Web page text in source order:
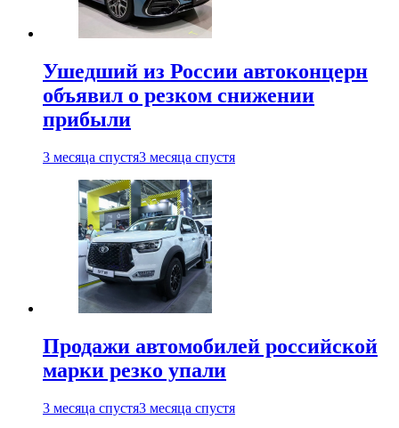
Ушедший из России автоконцерн
объявил о резком снижении
прибыли
3 месяца спустя3 месяца спустя
Продажи автомобилей российской
марки резко упали
3 месяца спустя3 месяца спустя